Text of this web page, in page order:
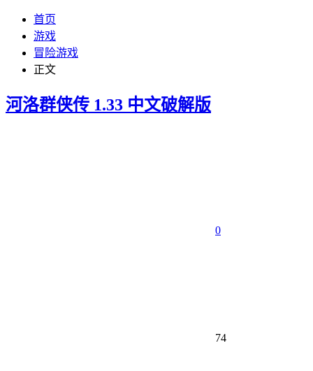
首页
游戏
冒险游戏
正文
河洛群侠传 1.33 中文破解版
0
74